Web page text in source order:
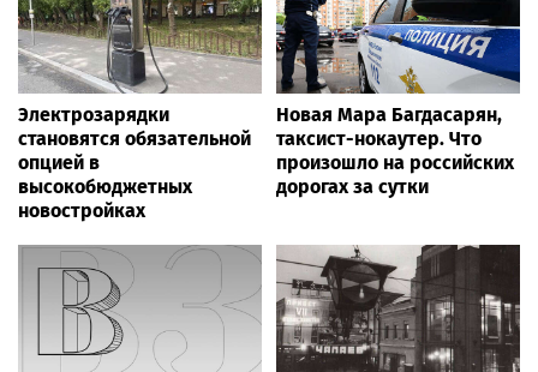
Электрозарядки
становятся обязательной
опцией в
высокобюджетных
новостройках
Новая Мара Багдасарян,
таксист-нокаутер. Что
произошло на российских
дорогах за сутки